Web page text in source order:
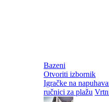
Bazeni
Otvoriti izbornik
Igračke na
ručnici za plažu